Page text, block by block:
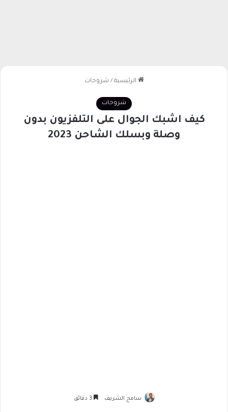
الرئيسية / شروحات
شروحات
كيف اشبك الجوال على التلفزيون بدون
وصلة وبسلك الشاحن 2023
سامح الشريف